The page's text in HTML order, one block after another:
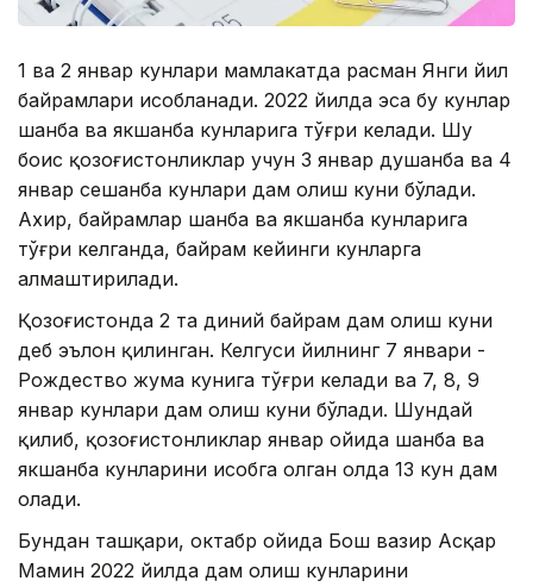
1 ва 2 январ кунлари мамлакатда расман Янги йил
байрамлари ҳисобланади. 2022 йилда эса бу кунлар
шанба ва якшанба кунларига тўғри келади. Шу
боис қозоғистонликлар учун 3 январ душанба ва 4
январ сешанба кунлари дам олиш куни бўлади.
Ахир, байрамлар шанба ва якшанба кунларига
тўғри келганда, байрам кейинги кунларга
алмаштирилади.
Қозоғистонда 2 та диний байрам дам олиш куни
деб эълон қилинган. Келгуси йилнинг 7 январи -
Рождество жума кунига тўғри келади ва 7, 8, 9
январ кунлари дам олиш куни бўлади. Шундай
қилиб, қозоғистонликлар январ ойида шанба ва
якшанба кунларини ҳисобга олган ҳолда 13 кун дам
олади.
Бундан ташқари, октабр ойида Бош вазир Асқар
Мамин 2022 йилда дам олиш кунларини